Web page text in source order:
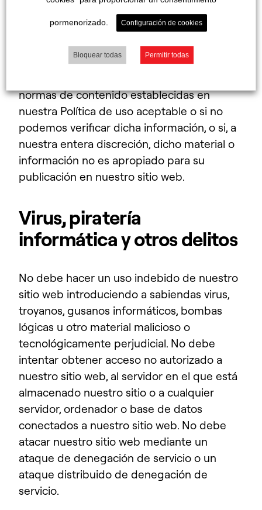
usuario de nuestro sitio web.
Eliminaremos o no subiremos a nuestro sitio
web cualquier material si, en nuestra
normas de contenido establecidas en
nuestra Política de uso aceptable o si no
podemos verificar dicha información, o si, a
nuestra entera discreción, dicho material o
información no es apropiado para su
publicación en nuestro sitio web.
Virus, piratería
informática y otros delitos
No debe hacer un uso indebido de nuestro
sitio web introduciendo a sabiendas virus,
troyanos, gusanos informáticos, bombas
lógicas u otro material malicioso o
tecnológicamente perjudicial. No debe
intentar obtener acceso no autorizado a
nuestro sitio web, al servidor en el que está
almacenado nuestro sitio o a cualquier
servidor, ordenador o base de datos
conectados a nuestro sitio web. No debe
atacar nuestro sitio web mediante un
ataque de denegación de servicio o un
ataque distribuido de denegación de
servicio.
pormenorizado. Configuración de cookies
Bloquear todas Permitir todas